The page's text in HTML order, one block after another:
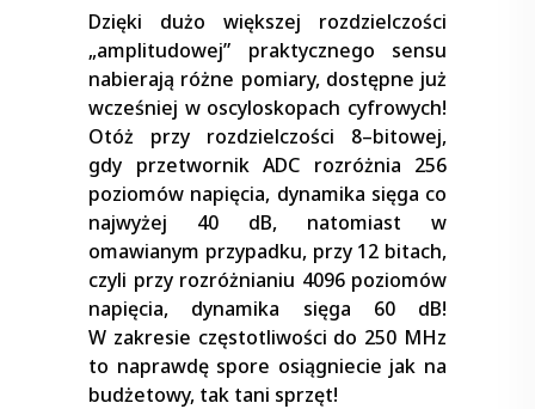
Dzięki dużo większej rozdzielczości
„amplitudowej” praktycznego sensu
nabierają różne pomiary, dostępne już
wcześniej w oscyloskopach cyfrowych!
Otóż przy rozdzielczości 8–bitowej,
gdy przetwornik ADC rozróżnia 256
poziomów napięcia, dynamika sięga co
najwyżej 40 dB, natomiast w
omawianym przypadku, przy 12 bitach,
czyli przy rozróżnianiu 4096 poziomów
napięcia, dynamika sięga 60 dB!
W zakresie częstotliwości do 250 MHz
to naprawdę spore osiągniecie jak na
budżetowy, tak tani sprzęt!